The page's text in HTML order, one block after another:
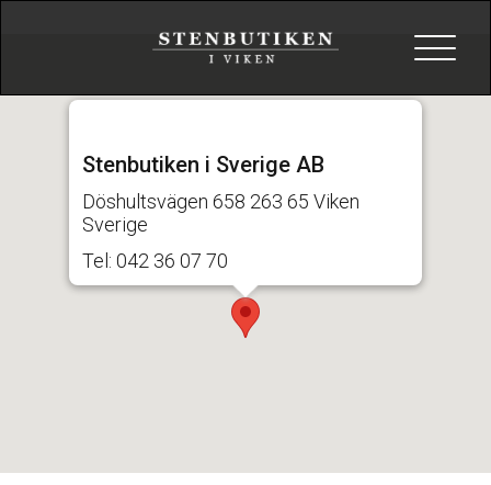
Toggle
Stenbutiken i Sverige AB
Döshultsvägen 658 263 65 Viken
Sverige
Tel: 042 36 07 70